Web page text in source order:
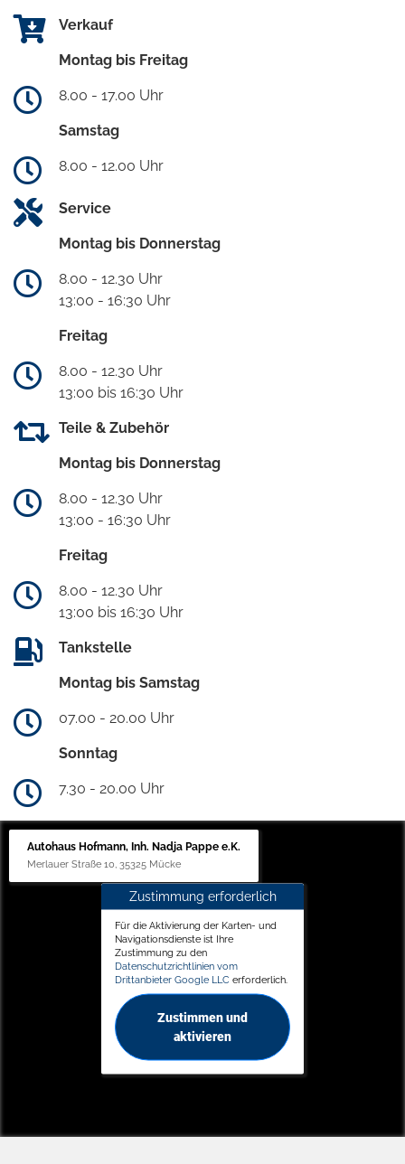
Verkauf
Montag bis Freitag
8.00 - 17.00 Uhr
Samstag
8.00 - 12.00 Uhr
Service
Montag bis Donnerstag
8.00 - 12.30 Uhr
13:00 - 16:30 Uhr
Freitag
8.00 - 12.30 Uhr
13:00 bis 16:30 Uhr
Teile & Zubehör
Montag bis Donnerstag
8.00 - 12.30 Uhr
13:00 - 16:30 Uhr
Freitag
8.00 - 12.30 Uhr
13:00 bis 16:30 Uhr
Tankstelle
Montag bis Samstag
07.00 - 20.00 Uhr
Sonntag
7.30 - 20.00 Uhr
Autohaus Hofmann, Inh. Nadja Pappe e.K.
Merlauer Straße 10, 35325 Mücke
Zustimmung erforderlich
Für die Aktivierung der Karten- und
Navigationsdienste ist Ihre
Zustimmung zu den
Datenschutzrichtlinien vom
Drittanbieter Google LLC erforderlich.
Zustimmen und
aktivieren